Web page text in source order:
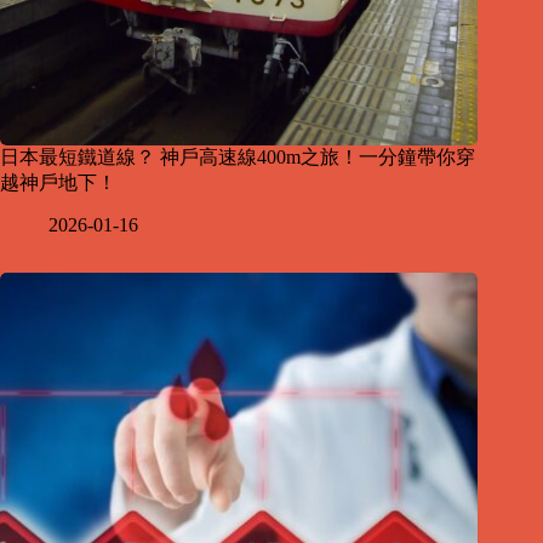
日本最短鐵道線？ 神戶高速線400m之旅！一分鐘帶你穿
越神戶地下！
2026-01-16